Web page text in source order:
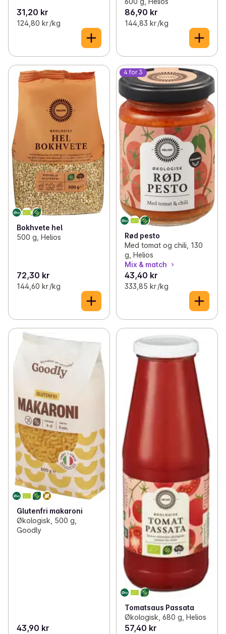
31,20 kr
124,80 kr /kg
86,90 kr
144,83 kr /kg
Bokhvete hel
500 g, Helios
72,30 kr
144,60 kr /kg
4 for 3
Rød pesto
Med tomat og chili, 130
g, Helios
Mix & match
43,40 kr
333,85 kr /kg
Glutenfri makaroni
Økologisk, 500 g,
Goodly
43,90 kr
Tomatsaus Passata
Økologisk, 680 g, Helios
57,40 kr